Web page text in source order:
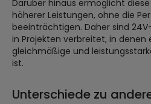
Darüber hinaus ermöglicht
höherer Leistungen, ohne die
beeinträchtigen. Daher sind
in Projekten verbreitet, in denen
gleichmäßige und
ist.
Unterschiede zu